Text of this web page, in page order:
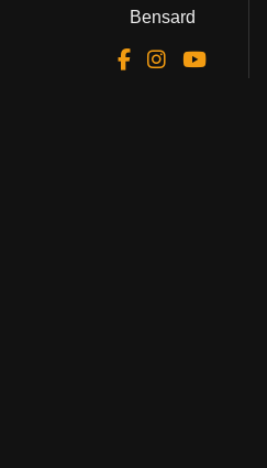
Bensard